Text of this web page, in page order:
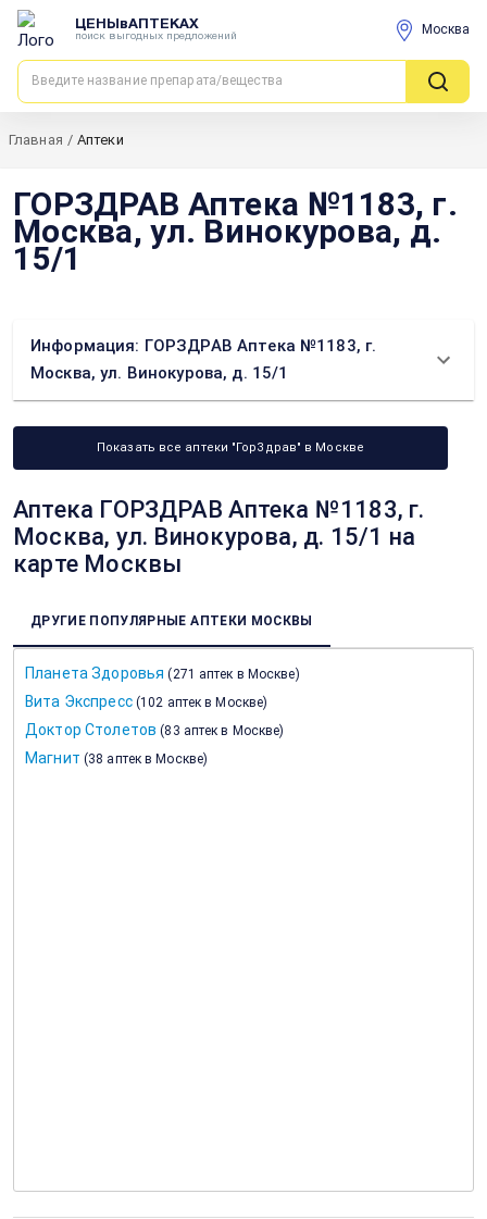
ЦЕНЫвАПТЕКАХ
поиск выгодных предложений Москва
Главная / Аптеки
ГОРЗДРАВ Аптека №1183, г.
Москва, ул. Винокурова, д.
15/1
Информация: ГОРЗДРАВ Аптека №1183, г.
Москва, ул. Винокурова, д. 15/1
Показать все аптеки "ГорЗдрав" в Москве
Аптека ГОРЗДРАВ Аптека №1183, г.
Москва, ул. Винокурова, д. 15/1 на
карте Москвы
ДРУГИЕ ПОПУЛЯРНЫЕ АПТЕКИ МОСКВЫ
Планета Здоровья (271 аптек в Москве)
Вита Экспресс (102 аптек в Москве)
Доктор Столетов (83 аптек в Москве)
Магнит (38 аптек в Москве)